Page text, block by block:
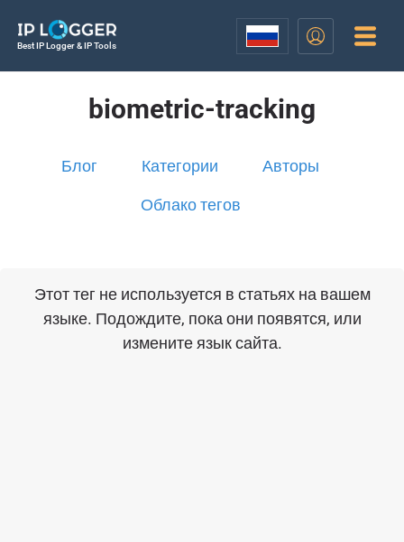
Best IP Logger & IP Tools
biometric-tracking
Блог Категории Авторы
Облако тегов